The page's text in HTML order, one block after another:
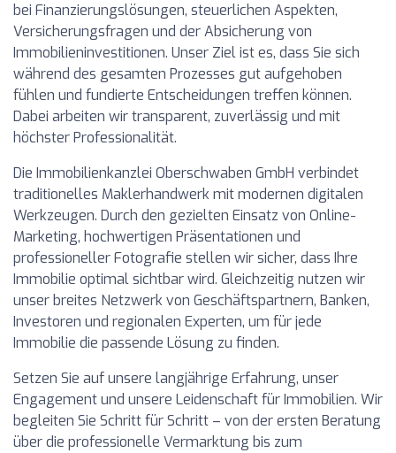
bei Finanzierungslösungen, steuerlichen Aspekten,
Versicherungsfragen und der Absicherung von
Immobilieninvestitionen. Unser Ziel ist es, dass Sie sich
während des gesamten Prozesses gut aufgehoben
fühlen und fundierte Entscheidungen treffen können.
Dabei arbeiten wir transparent, zuverlässig und mit
höchster Professionalität.
Die Immobilienkanzlei Oberschwaben GmbH verbindet
traditionelles Maklerhandwerk mit modernen digitalen
Werkzeugen. Durch den gezielten Einsatz von Online-
Marketing, hochwertigen Präsentationen und
professioneller Fotografie stellen wir sicher, dass Ihre
Immobilie optimal sichtbar wird. Gleichzeitig nutzen wir
unser breites Netzwerk von Geschäftspartnern, Banken,
Investoren und regionalen Experten, um für jede
Immobilie die passende Lösung zu finden.
Setzen Sie auf unsere langjährige Erfahrung, unser
Engagement und unsere Leidenschaft für Immobilien. Wir
begleiten Sie Schritt für Schritt – von der ersten Beratung
über die professionelle Vermarktung bis zum